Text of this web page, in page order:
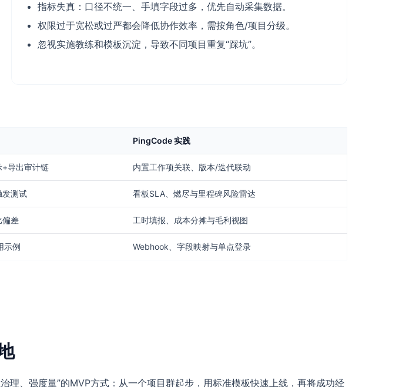
指标失真：口径不统一、手填字段过多，优先自动采集数据。
权限过于宽松或过严都会降低协作效率，需按角色/项目分级。
忽视实施教练和模板沉淀，导致不同项目重复“踩坑”。
PingCode 实践
+导出审计链 内置工作项关联、版本/迭代联动
发测试 看板SLA、燃尽与里程碑风险雷达
偏差 工时填报、成本分摊与毛利视图
示例 Webhook、字段映射与单点登录
理、强度量”的MVP方式：从一个项目群起步，用标准模板快速上线，再将成功经